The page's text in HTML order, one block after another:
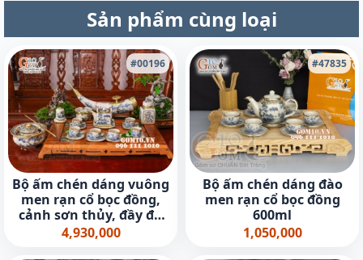
Sản phẩm cùng loại
#00196
Bộ ấm chén dáng vuông
men rạn cổ bọc đồng,
cảnh sơn thủy, đầy đủ
phụ kiện (gồm khay)
4,930,000
#47835
Bộ ấm chén dáng đào
men rạn cổ bọc đồng
600ml
1,050,000